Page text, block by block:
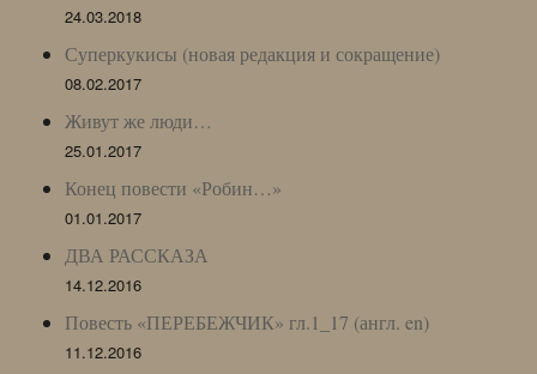
24.03.2018
Суперкукисы (новая редакция и сокращение)
08.02.2017
Живут же люди…
25.01.2017
Конец повести «Робин…»
01.01.2017
ДВА РАССКАЗА
14.12.2016
Повесть «ПЕРЕБЕЖЧИК» гл.1_17 (англ. en)
11.12.2016